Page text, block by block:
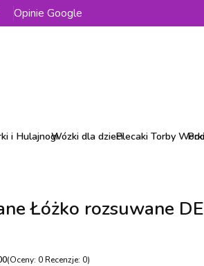
Opinie Google
i HulajnogiWózki dla dzieciPlecaki Torby Worki
Łóżko rozsuwane
(Oceny: 0 Recenzje: 0)